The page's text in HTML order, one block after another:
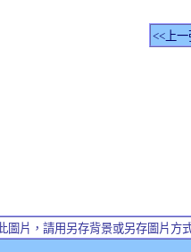
<<上一
圖片，請用另存背景或另存圖片方